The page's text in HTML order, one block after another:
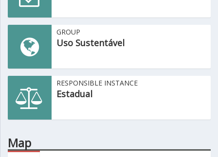
GROUP
Uso Sustentável
RESPONSIBLE INSTANCE
Estadual
Map